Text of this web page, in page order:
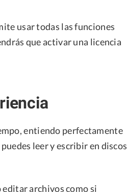
usar todas las funciones
que activar una licencia
entiendo perfectamente
leer y escribir en discos
editar archivos como si